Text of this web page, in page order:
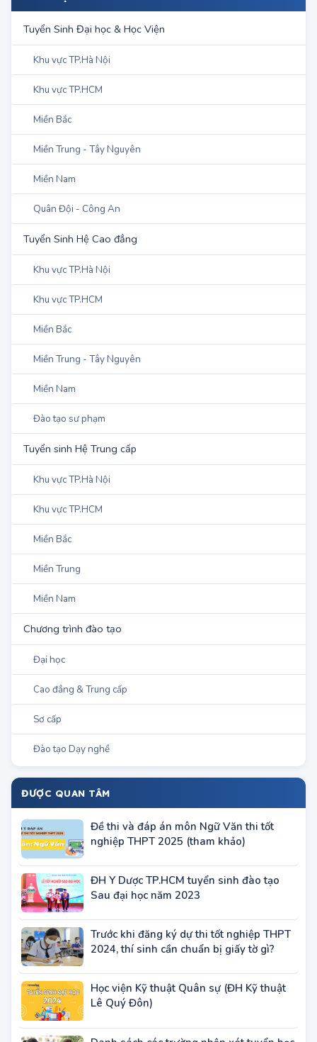
DANH MỤC
Tuyển Sinh Đại học & Học Viện
Khu vực TP.Hà Nội
Khu vực TP.HCM
Miền Bắc
Miền Trung - Tây Nguyên
Miền Nam
Quân Đội - Công An
Tuyển Sinh Hệ Cao đẳng
Khu vực TP.Hà Nội
Khu vực TP.HCM
Miền Bắc
Miền Trung - Tây Nguyên
Miền Nam
Đào tạo sư phạm
Tuyển sinh Hệ Trung cấp
Khu vực TP.Hà Nội
Khu vực TP.HCM
Miền Bắc
Miền Trung
Miền Nam
Chương trình đào tạo
Đại học
Cao đẳng & Trung cấp
Sơ cấp
Đào tạo Dạy nghề
ĐƯỢC QUAN TÂM
nghiệp THPT 2025 (tham khảo)
Sau đại học năm 2023
2024, thí sinh cần chuẩn bị giấy tờ gì?
Lê Quý Đôn)